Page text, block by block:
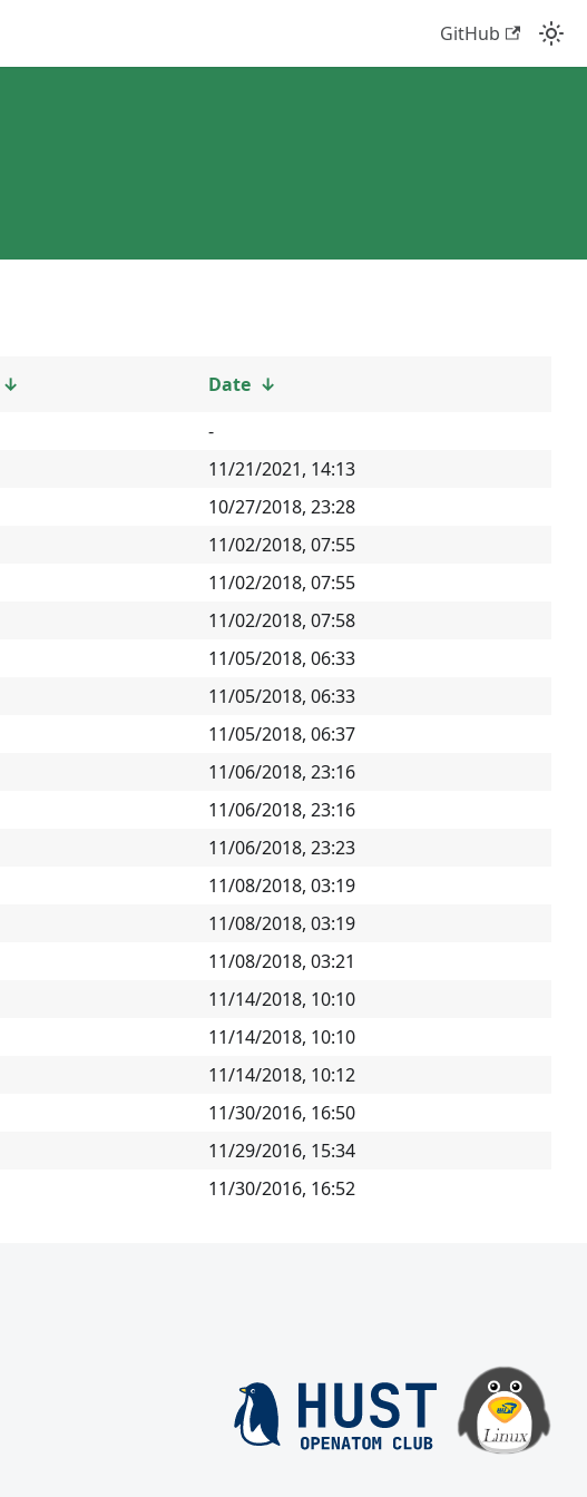
GitHub
↓ Date ↓
-
11/21/2021, 14:13
10/27/2018, 23:28
11/02/2018, 07:55
11/02/2018, 07:55
11/02/2018, 07:58
11/05/2018, 06:33
11/05/2018, 06:33
11/05/2018, 06:37
11/06/2018, 23:16
11/06/2018, 23:16
11/06/2018, 23:23
11/08/2018, 03:19
11/08/2018, 03:19
11/08/2018, 03:21
11/14/2018, 10:10
11/14/2018, 10:10
11/14/2018, 10:12
11/30/2016, 16:50
11/29/2016, 15:34
11/30/2016, 16:52